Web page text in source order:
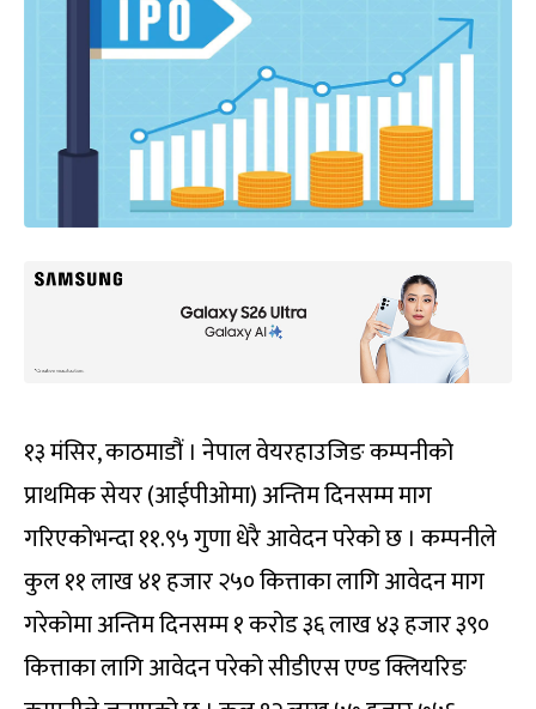
१३ मंसिर, काठमाडौं । नेपाल वेयरहाउजिङ कम्पनीको
प्राथमिक सेयर (आईपीओमा) अन्तिम दिनसम्म माग
गरिएकोभन्दा ११.९५ गुणा धेरै आवेदन परेको छ । कम्पनीले
कुल ११ लाख ४१ हजार २५० कित्ताका लागि आवेदन माग
गरेकोमा अन्तिम दिनसम्म १ करोड ३६ लाख ४३ हजार ३९०
कित्ताका लागि आवेदन परेको सीडीएस एण्ड क्लियरिङ